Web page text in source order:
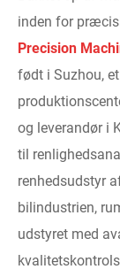
inden for
Precision
født i Suzhou,
og leverandør i
til
renhedsudstyr
bilindustrien,
udstyret med